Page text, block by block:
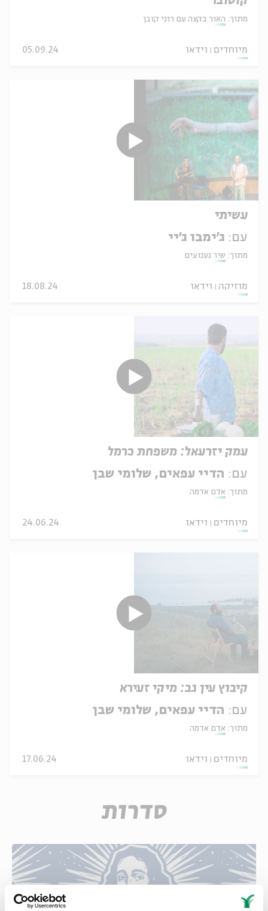
מתוך: האור בקצה עם רוני קובן
מיוחדים וידאו 05.09.24
עשיתי
עם: ג'ימבו ג'יי
מתוך: שיר געגועים
מוזיקה וידאו 18.08.24
עמק יזרעאל: משפחת כרמל
עם: הדיי עפאים, שלומי שבן
מתוך: אדם אדמה
מיוחדים וידאו 24.06.24
קיבוץ עין גב: מיקי זעירא
עם: הדיי עפאים, שלומי שבן
מתוך: אדם אדמה
מיוחדים וידאו 17.06.24
סדרות